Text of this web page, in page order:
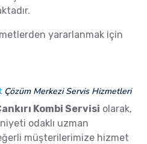
yararlanmak için
Çözüm Merkezi Servis Hizmetleri
Kombi Servisi olarak,
odaklı uzman
müşterilerimize hizmet